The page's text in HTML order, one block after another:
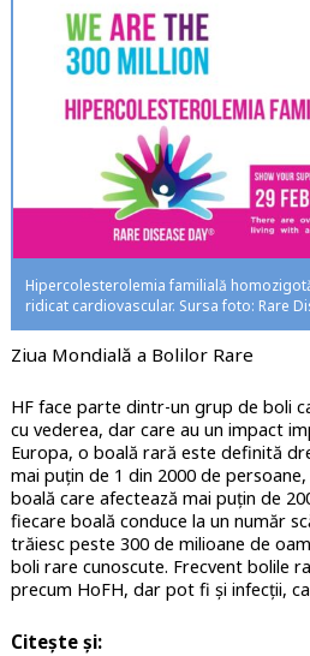
Hipercolesterolemia familială
ridicat cardiovascular. Sursa foto: Rare
Ziua Mondială a Bolilor Rare
HF face parte dintr-un grup de boli
cu vederea, dar care au un impact
Europa, o boală rară este definită
mai puțin de 1 din 2000 de persoane,
boală care afectează mai puțin de
fiecare boală conduce la un număr
trăiesc peste 300 de milioane de
boli rare cunoscute. Frecvent bolile
precum HoFH, dar pot fi și infecții,
Citește și: